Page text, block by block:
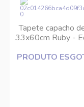
Tapete capacho
33x60cm Ruby -
PRODUTO